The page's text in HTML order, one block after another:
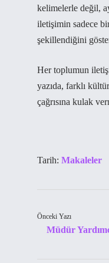
kelimelerle değil,
iletişimin sadece
şekillendiğini
Her toplumun
yazıda, farklı
çağrısına kulak
Tarih: Makaleler
Önceki Yazı
Müdür